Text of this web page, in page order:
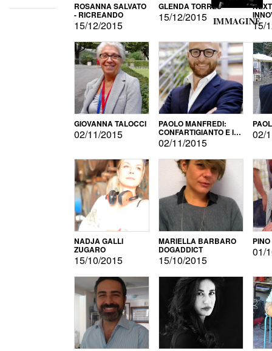
ROSANNA SALVATO
- RICREANDO
15/12/2015
GLENDA TORRES
15/12/2015
15/
GIOVANNA TALOCCI
02/11/2015
PAOLO MANFREDI:
CONFARTIGIANTO E IL
SONDAGGIO
02/11/2015
02/
NADJA GALLI
ZUGARO
15/10/2015
MARIELLA BARBARO
DOGADDICT
15/10/2015
01/
IMMAGINE